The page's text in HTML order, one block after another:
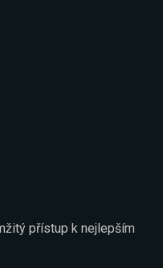
přístup k nejlepším